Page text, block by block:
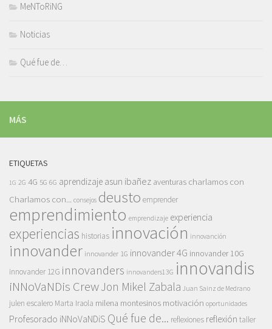
MeNToRiNG
Noticias
Qué fue de…
MÁS
ETIQUETAS
1G 2G 4G 5G 6G aprendizaje asun ibañez aventuras charlamos con
Charlamos con... consejos deusto emprender
emprendimiento emprendizaje experiencia
experiencias historias innovación innovanción
innovander innovander 1G innovander 4G innovander 10G
innovander 12G innovanders innovanders13G innovandis
iNNoVaNDis CrewJon Mikel Zabala Juan Sainz de Medrano
julen escalero Marta Iraola milena montesinos motivación oportunidades
Profesorado iNNoVaNDiS Qué fue de... reflexiones reflexión taller